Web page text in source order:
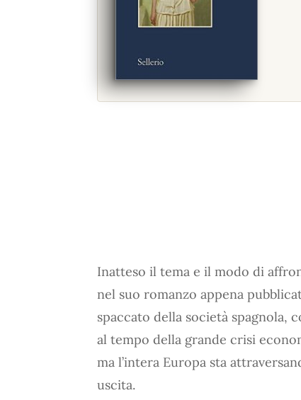
Inatteso il tema e il modo di
nel suo romanzo appena
spaccato della società spagnola,
al tempo della grande crisi
ma l’intera Europa sta
uscita.